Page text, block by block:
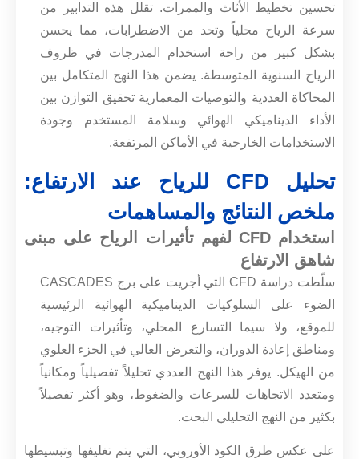
تحسين تخطيط الأثاث والممرات. تقلل هذه التدابير من
سرعة الرياح محلياً وتحد من الاضطرابات، مما يحسن
بشكل كبير من راحة استخدام المدرجات في ظروف
الرياح السنوية المتوسطة. يضمن هذا النهج المتكامل بين
المحاكاة العددية والتوصيات المعمارية تحقيق التوازن بين
الأداء الديناميكي الهوائي وسلامة المستخدم وجودة
الاستخدامات الخارجية في الأماكن المرتفعة.
تحليل CFD للرياح عند الارتفاع:
ملخص النتائج والمساهمات
استخدام CFD لفهم تأثيرات الرياح على مبنى
شاهق الارتفاع
سلّطت دراسة CFD التي أجريت على برج CASCADES
الضوء على السلوكيات الديناميكية الهوائية الرئيسية
للموقع، ولا سيما التسارع المحلي، وتأثيرات التوجيه،
ومناطق إعادة الدوران، والتعرض العالي في الجزء العلوي
من الهيكل. يوفر هذا النهج العددي تحليلاً تفصيلياً ومكانياً
ومتعدد الاتجاهات للسرعات والضغوط، وهو أكثر تفصيلاً
بكثير من النهج التحليلي البحت.
على عكس طرق الكود الأوروبي، التي يتم تغليفها وتبسيطها